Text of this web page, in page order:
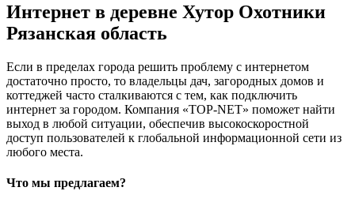
Интернет в деревне Хутор Охотники
Рязанская область
Если в пределах города решить проблему с интернетом
достаточно просто, то владельцы дач, загородных домов и
коттеджей часто сталкиваются с тем, как подключить
интернет за городом. Компания «TOP-NET» поможет найти
выход в любой ситуации, обеспечив высокоскоростной
доступ пользователей к глобальной информационной сети из
любого места.
Что мы предлагаем?